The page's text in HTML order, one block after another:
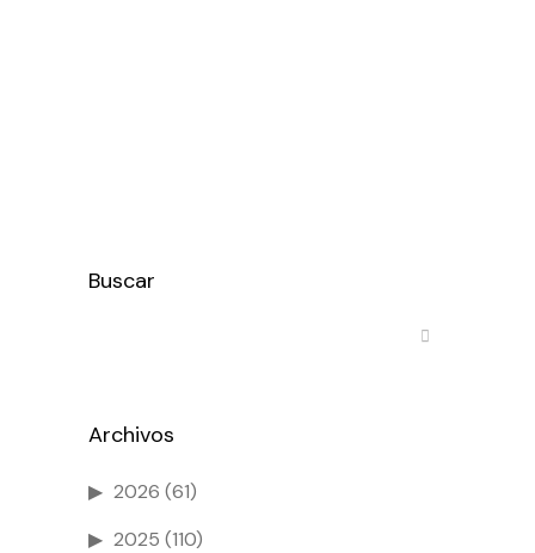
Buscar
Archivos
2026 (61)
2025 (110)